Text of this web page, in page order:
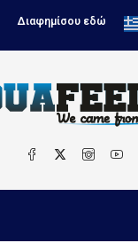
Διαφημίσου εδώ